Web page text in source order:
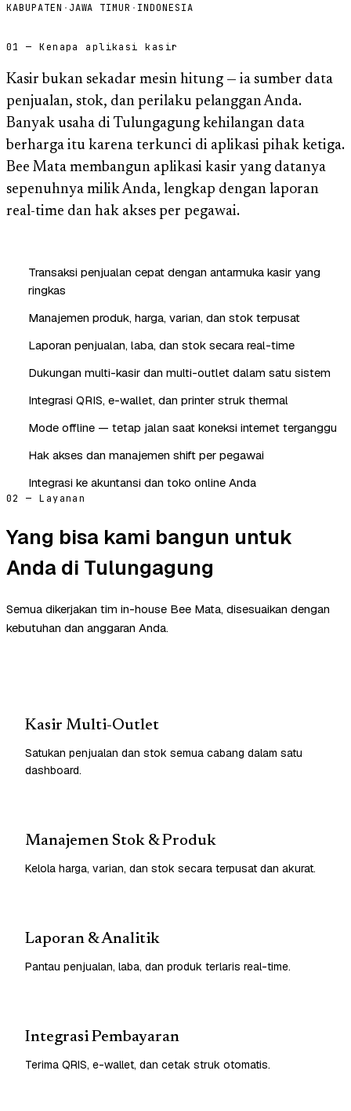
KABUPATEN · JAWA TIMUR · INDONESIA
01 — Kenapa aplikasi kasir
Kasir bukan sekadar mesin hitung — ia sumber data
penjualan, stok, dan perilaku pelanggan Anda.
Banyak usaha di Tulungagung kehilangan data
berharga itu karena terkunci di aplikasi pihak ketiga.
Bee Mata membangun aplikasi kasir yang datanya
sepenuhnya milik Anda, lengkap dengan laporan
real-time dan hak akses per pegawai.
Transaksi penjualan cepat dengan antarmuka kasir yang
ringkas
Manajemen produk, harga, varian, dan stok terpusat
Laporan penjualan, laba, dan stok secara real-time
Dukungan multi-kasir dan multi-outlet dalam satu sistem
Integrasi QRIS, e-wallet, dan printer struk thermal
Mode offline — tetap jalan saat koneksi internet terganggu
Hak akses dan manajemen shift per pegawai
Integrasi ke akuntansi dan toko online Anda
02 — Layanan
Yang bisa kami bangun untuk
Anda di Tulungagung
Semua dikerjakan tim in-house Bee Mata, disesuaikan dengan
kebutuhan dan anggaran Anda.
Kasir Multi-Outlet
Satukan penjualan dan stok semua cabang dalam satu
dashboard.
Manajemen Stok & Produk
Kelola harga, varian, dan stok secara terpusat dan akurat.
Laporan & Analitik
Pantau penjualan, laba, dan produk terlaris real-time.
Integrasi Pembayaran
Terima QRIS, e-wallet, dan cetak struk otomatis.